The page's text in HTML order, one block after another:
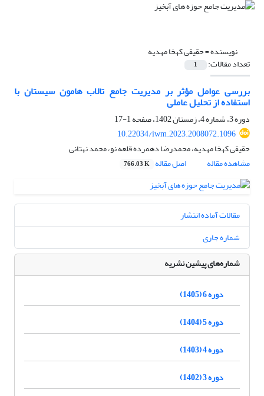
نویسنده =حقیقی کهخا مهدیه
تعداد مقالات: 1
بررسی عوامل مؤثر بر مدیریت جامع تالاب هامون سیستان با
استفاده از تحلیل عاملی
دوره 3، شماره 4، زمستان 1402، صفحه
1-17
10.22034/iwm.2023.2008072.1096
حقیقی کهخا مهدیه، محمدرضا دهمرده قلعه نو، محمد نهتانی
مشاهده مقاله
اصل مقاله 766.03 K
مقالات آماده انتشار
شماره جاری
شماره‌های پیشین نشریه
دوره 6 (1405)
دوره 5 (1404)
دوره 4 (1403)
دوره 3 (1402)